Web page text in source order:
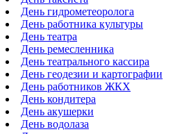
День гидрометеоролога
День работника культуры
День театра
День ремесленника
День театрального кассира
День геодезии и картографии
День работников ЖКХ
День кондитера
День акушерки
День водолаза